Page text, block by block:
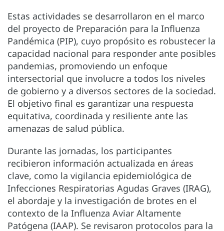
Estas actividades se desarrollaron en el marco
del proyecto de Preparación para la Influenza
Pandémica (PIP), cuyo propósito es robustecer la
capacidad nacional para responder ante posibles
pandemias, promoviendo un enfoque
intersectorial que involucre a todos los niveles
de gobierno y a diversos sectores de la sociedad.
El objetivo final es garantizar una respuesta
equitativa, coordinada y resiliente ante las
amenazas de salud pública.
Durante las jornadas, los participantes
recibieron información actualizada en áreas
clave, como la vigilancia epidemiológica de
Infecciones Respiratorias Agudas Graves (IRAG),
el abordaje y la investigación de brotes en el
contexto de la Influenza Aviar Altamente
Patógena (IAAP). Se revisaron protocolos para la